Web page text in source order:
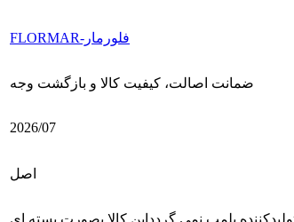
فلورمار-FLORMAR
ضمانت اصالت، کیفیت کالا و بازگشت وجه
2026/07
اصل
پلمپ نمی گردد این کالا بصورت بسته ای